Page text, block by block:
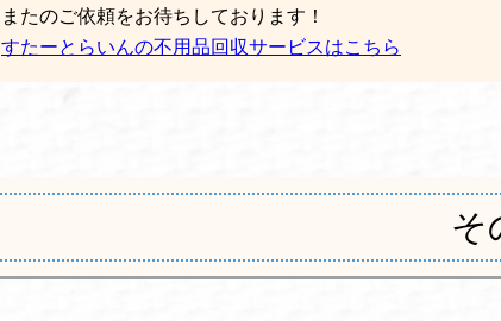
またのご依頼をお待ちしております！
すたーとらいんの不用品回収サービスはこちら
そ